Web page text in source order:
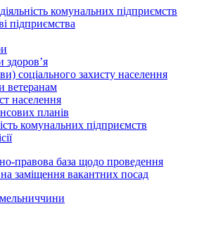
комунальних підприємств
підприємства
здоров’я
соціального захисту населення
ветеранам
населення
планів
комунальних підприємств
правова база щодо проведення
заміщення вакантних посад